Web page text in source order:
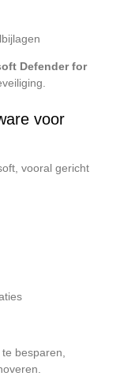
Defender for
voor
vooral gericht
besparen,